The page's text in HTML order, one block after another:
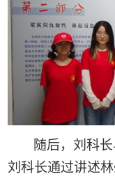
随后，刘科
刘科长通过讲述